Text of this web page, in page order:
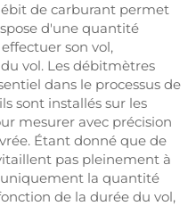
de carburant permet
d'une quantité
son vol,
vol. Les débitmètres
dans le processus de
sont installés sur les
mesurer avec précision
Étant donné que de
pas pleinement à
la quantité
de la durée du vol,